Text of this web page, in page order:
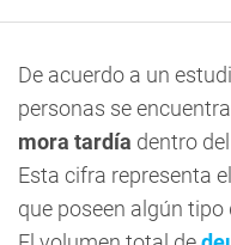
De acuerdo a un
personas se
mora tardía dentro
Esta cifra representa
que poseen algún tipo